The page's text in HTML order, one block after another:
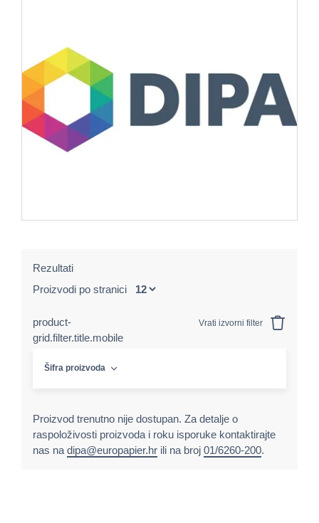
Rezultati
Proizvodi po stranici
product-
grid.filter.title.mobile
Vrati izvorni filter
Šifra proizvoda
Proizvod trenutno nije dostupan. Za detalje o
raspoloživosti proizvoda i roku isporuke kontaktirajte
nas na dipa@europapier.hr ili na broj 01/6260-200.